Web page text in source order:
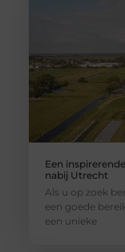
Een
nabij Utrecht
Als u op zoek
een goede
een unieke